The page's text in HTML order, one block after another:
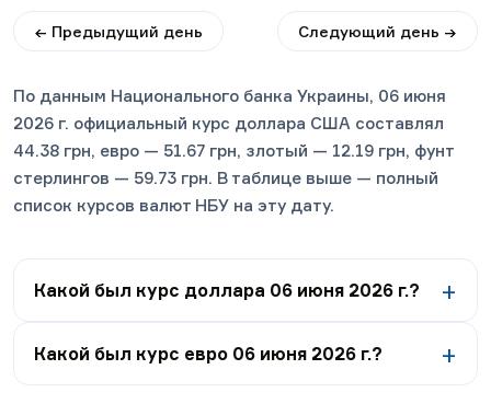
← Предыдущий день Следующий день →
По данным Национального банка Украины, 06 июня
2026 г. официальный курс доллара США составлял
44.38 грн, евро — 51.67 грн, злотый — 12.19 грн, фунт
стерлингов — 59.73 грн. В таблице выше — полный
список курсов валют НБУ на эту дату.
Какой был курс доллара 06 июня 2026 г.?
Какой был курс евро 06 июня 2026 г.?